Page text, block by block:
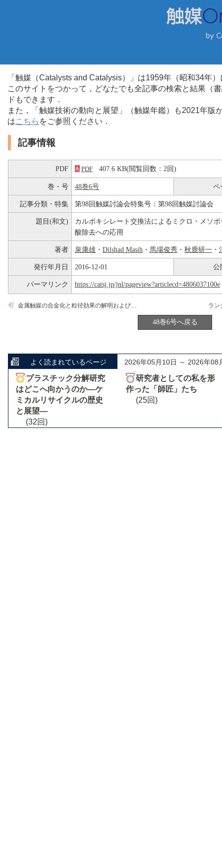
「触媒（Catalysts and Catalysis）」は1959年（昭和34年
このサイトをつかって，どなたでも全記事の検索と結果（
ドもできます．
また，「触媒技術の動向と展望」（触媒年鑑）も2021年
はこちら をご参照ください．
記事情報
PDF PDF 407.6 KB(閲覧回数：2回)
巻・号 48巻6号 ペ
記事分類・特集 第98回触媒討論会特集号：第98回触媒討論会
題目(和文)
カルボキシレート交換法によるミクロ・メソ
酸除去への応用
著者 泉康雄 ・ Dilshad Masih ・ 馬場俊秀 ・ 秋鹿研一 ・
発行年月日 2016-12-01 公
パーマリンク https://catsj.jp/jnl/pageview?articlecd=4806037100e
金属触媒の合金化と粒径効果の解明および電極触媒への応用
48巻6号へ戻る
よく読まれているページ 2026年05月10日 ～ 2026年08
プラスチック分解研究
はどこへ向かうのか―ケ
ミカルリサイクルの歴史
と展望―
(32回)
研究者としての私を形
作った「師匠」たち
(25回)